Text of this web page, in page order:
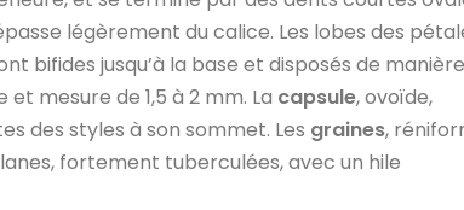
légèrement du calice. Les lobes des
bifides jusqu’à la base et disposés de manière
mesure de 1,5 à 2 mm. La capsule, ovoïde,
des styles à son sommet. Les graines,
fortement tuberculées, avec un hile